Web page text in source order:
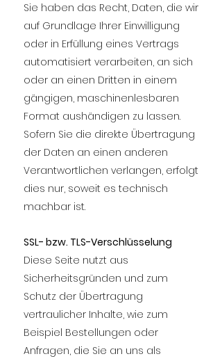
Sie haben das Recht, Daten, die wir
auf Grundlage Ihrer Einwilligung
oder in Erfüllung eines Vertrags
automatisiert verarbeiten, an sich
oder an einen Dritten in einem
gängigen, maschinenlesbaren
Format aushändigen zu lassen.
Sofern Sie die direkte Übertragung
der Daten an einen anderen
Verantwortlichen verlangen, erfolgt
dies nur, soweit es technisch
machbar ist.
SSL- bzw. TLS-Verschlüsselung
Diese Seite nutzt aus
Sicherheitsgründen und zum
Schutz der Übertragung
vertraulicher Inhalte, wie zum
Beispiel Bestellungen oder
Anfragen, die Sie an uns als